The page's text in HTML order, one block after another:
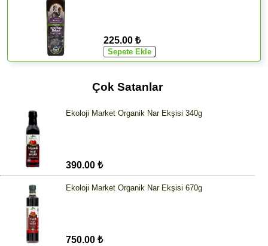
225.00 ₺
Çok Satanlar
Ekoloji Market Organik Nar Ekşisi 340g
390.00 ₺
Ekoloji Market Organik Nar Ekşisi 670g
750.00 ₺